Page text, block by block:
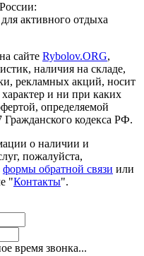
активного отдыха
сайте Rybolov.ORG,
наличия на складе,
рекламных акций, носит
и ни при каких
определяемой
кодекса РФ.
о наличии и
пожалуйста,
формы обратной связи или
"Контакты".
время звонка...